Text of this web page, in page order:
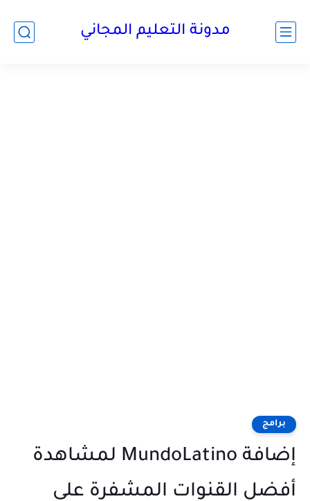
مدونة التعليم المجاني
برامج
إضافة MundoLatino لمشاهدة
أفضل القنوات المشفرة على